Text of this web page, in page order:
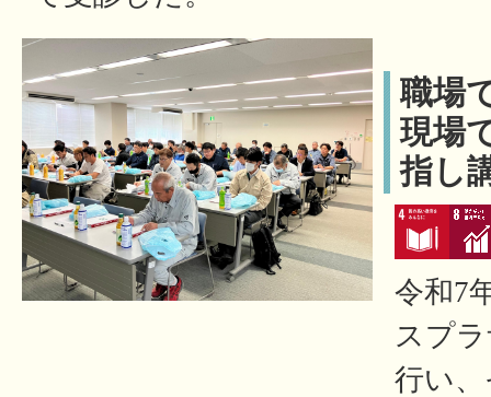
職場
現場
指し
令和7
スプ
行い